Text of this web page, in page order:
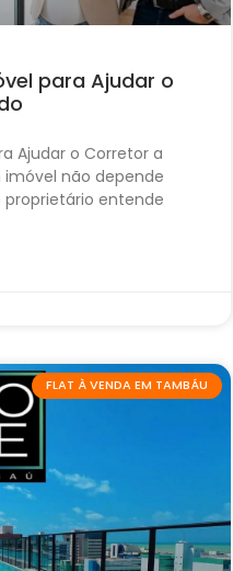
para Ajudar o
Ajudar o Corretor a
imóvel não depende
entende
FLAT À VENDA EM TAMBÁU